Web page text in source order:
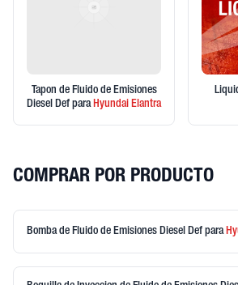
Tapon de Fluido de Emisiones
Diesel Def paraHyundai Elantra
COMPRAR POR PRODUCTO
Bomba de Fluido de Emisiones Diesel Def para